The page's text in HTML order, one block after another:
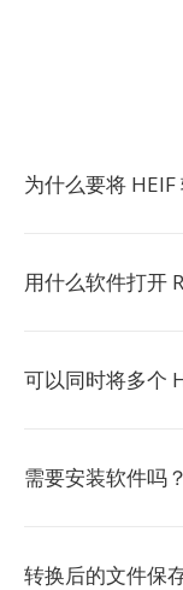
为什么要将 HEIF
用什么软件打开
可以同时将多个
需要安装软件吗？
转换后的文件保